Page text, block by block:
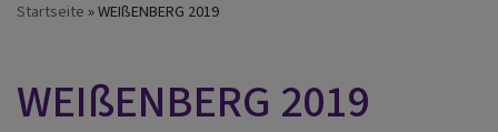
Startseite WEIßENBERG 2019
WEIßENBERG 2019